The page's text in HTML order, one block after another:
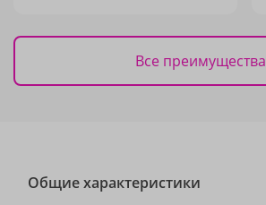
Все преимущества
Общие характеристики